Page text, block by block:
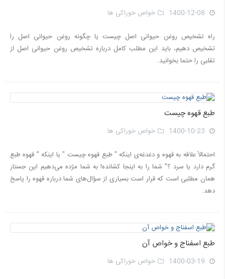
خواص خوراکی ها
راه تشخیص روغن حیوانی اصل چیست یا چگونه روغن حیوانی اصل را
تشخیص دهیم، باید این مطلب کامل درباره تشخیص روغن حیوانی اصل از
تقلبی را حتما بخوانید.
طبع قهوه چیست
خواص خوراکی ها
احتمالاً علاقه به قهوه و دغدغه‌ی اینکه " طبع قهوه چیست " یا اینکه ” قهوه طبع
گرم دارد یا سرد ؟” شما را به اینجا کشانده! به شما مژده می‌دهیم این جستار
همان مطلبی است که قرار است بسیاری از سؤال‌های شما درباره قهوه را پاسخ
دهد.
طبع اسفناج و خواص آن
خواص خوراکی ها